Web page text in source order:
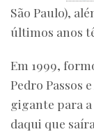
São Paulo),
últimos anos
Em 1999,
Pedro Passos
gigante para
daqui que